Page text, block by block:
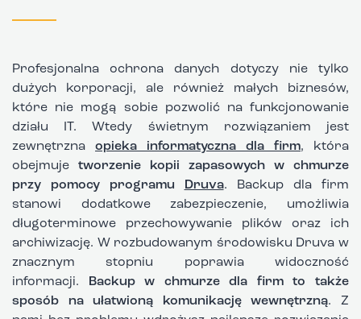
Profesjonalna ochrona danych dotyczy nie tylko
dużych korporacji, ale również małych biznesów,
które nie mogą sobie pozwolić na funkcjonowanie
działu IT. Wtedy świetnym rozwiązaniem jest
zewnętrzna opieka informatyczna dla firm, która
obejmuje tworzenie kopii zapasowych w chmurze
przy pomocy programu
Druva. Backup dla firm
stanowi dodatkowe zabezpieczenie, umożliwia
długoterminowe przechowywanie plików oraz ich
archiwizację. W rozbudowanym środowisku Druva w
znacznym stopniu poprawia widoczność
informacji.
Backup w chmurze dla firm to także
sposób na ułatwioną komunikację wewnętrzną. Z